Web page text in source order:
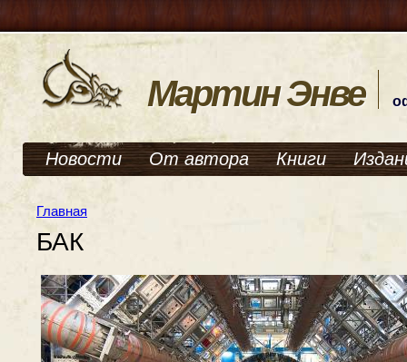
Мартин Энве
Новости От автора Книги
Главная
БАК